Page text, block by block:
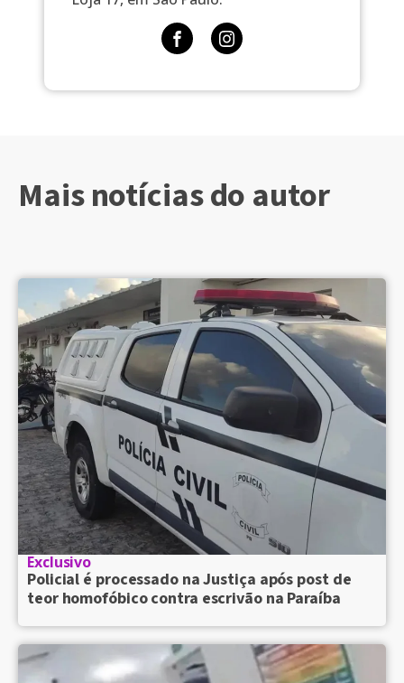
Mais notícias do autor
Exclusivo
Policial é processado na Justiça após post de
teor homofóbico contra escrivão na Paraíba